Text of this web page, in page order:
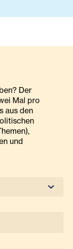
Der
Mal pro
aus den
und